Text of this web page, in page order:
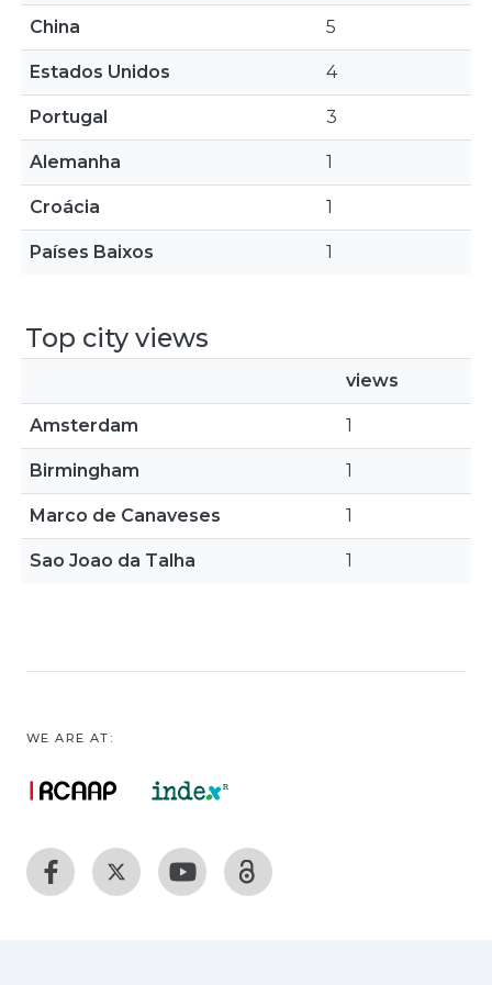
China 5
Estados Unidos 4
Portugal 3
Alemanha 1
Croácia 1
Países Baixos 1
Top city views
views
Amsterdam 1
Birmingham 1
Marco de Canaveses 1
Sao Joao da Talha 1
WE ARE AT: